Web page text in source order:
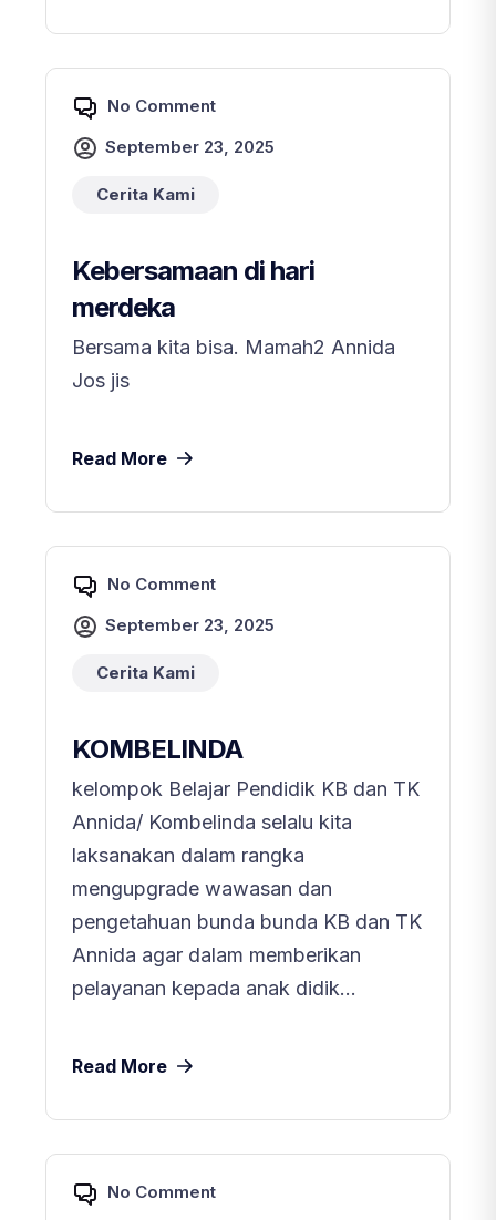
No Comment
September 23, 2025
Cerita Kami
Kebersamaan di hari
merdeka
Bersama kita bisa. Mamah2 Annida
Jos jis
Read More
No Comment
September 23, 2025
Cerita Kami
KOMBELINDA
kelompok Belajar Pendidik KB dan TK
Annida/ Kombelinda selalu kita
laksanakan dalam rangka
mengupgrade wawasan dan
pengetahuan bunda bunda KB dan TK
Annida agar dalam memberikan
pelayanan kepada anak didik...
Read More
No Comment